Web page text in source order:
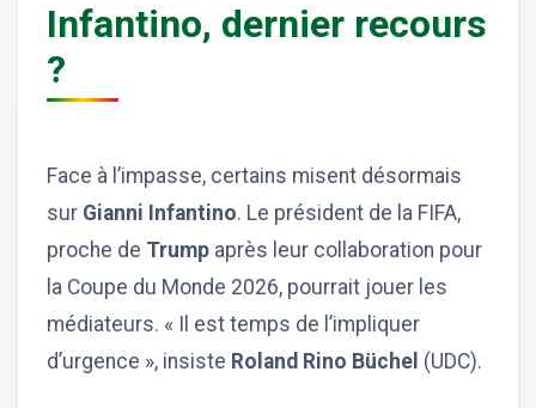
Infantino, dernier recours
?
Face à l’impasse, certains misent désormais
sur Gianni Infantino. Le président de la FIFA,
proche de Trump après leur collaboration pour
la Coupe du Monde 2026, pourrait jouer les
médiateurs. « Il est temps de l’impliquer
d’urgence », insiste Roland Rino Büchel (UDC).